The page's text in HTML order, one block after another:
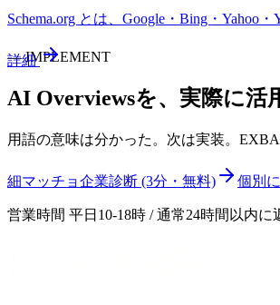
Schema.org とは、Google・Bing・Yahoo
詳細
—IMPLEMENT
AI Overviewsを、実際に活
用語の意味は分かった。次は実装。
細マッチョ企業診断 (3分・無料) 個別
営業時間 平日10-18時 / 通常24時間以内に